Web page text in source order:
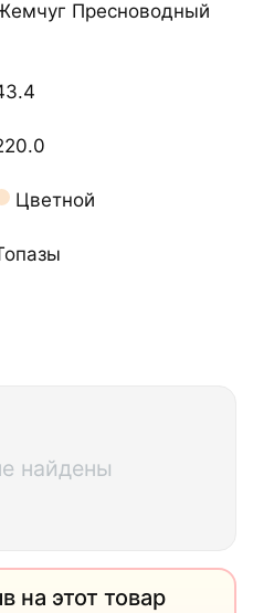
Пресноводный
Цветной
найдены
на этот товар